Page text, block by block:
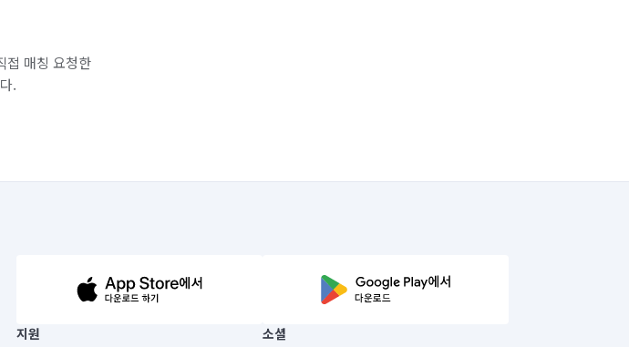
접 매칭 요청한
.
지원
소셜